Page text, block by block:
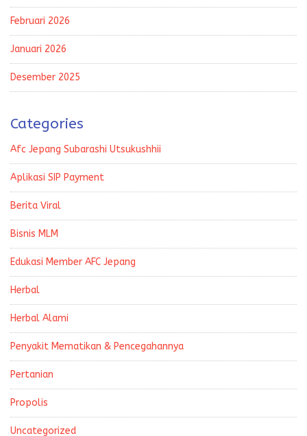
Februari 2026
Januari 2026
Desember 2025
Categories
Afc Jepang Subarashi Utsukushhii
Aplikasi SIP Payment
Berita Viral
Bisnis MLM
Edukasi Member AFC Jepang
Herbal
Herbal Alami
Penyakit Mematikan & Pencegahannya
Pertanian
Propolis
Uncategorized